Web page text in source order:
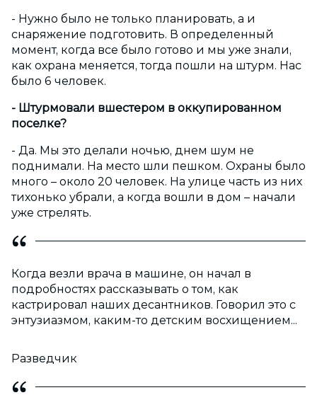
- Нужно было не только планировать, а и
снаряжение подготовить. В определенный
момент, когда все было готово и мы уже знали,
как охрана меняется, тогда пошли на штурм. Нас
было 6 человек.
- Штурмовали вшестером в оккупированном
поселке?
- Да. Мы это делали ночью, днем шум не
поднимали. На место шли пешком. Охраны было
много – около 20 человек. На улице часть из них
тихонько убрали, а когда вошли в дом – начали
уже стрелять.
Когда везли врача в машине, он начал в
подробностях рассказывать о том, как
кастрировал наших десантников. Говорил это с
энтузиазмом, каким-то детским восхищением...
Разведчик